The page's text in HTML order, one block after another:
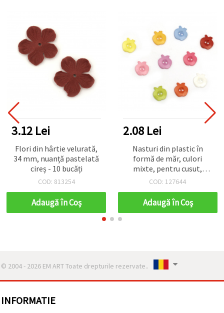
3.12 Lei
Flori din hârtie velurată,
34 mm, nuanță pastelată
cireș - 10 bucăți
COD: 813254
Adaugă în Coş
2.08 Lei
Nasturi din plastic în
formă de măr, culori
mixte, pentru cusut,
scrapbooking, bricolaj DIY
mm, gaură 2 mm – pachet
de 20 bucăți
COD: 127644
Adaugă în Coş
© 2004 - 2026 EM ART Toate drepturile rezervate..
INFORMATIE